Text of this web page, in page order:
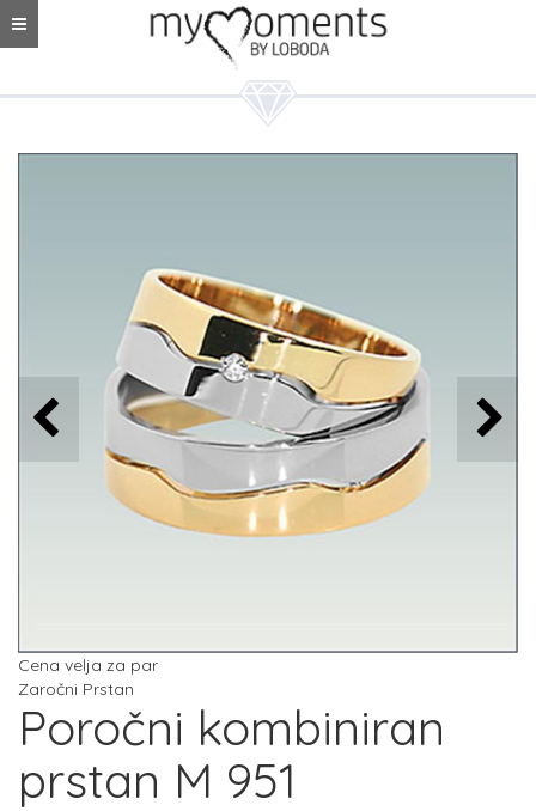
Cena velja za par
Zaročni Prstan
Poročni kombiniran
prstan M 951